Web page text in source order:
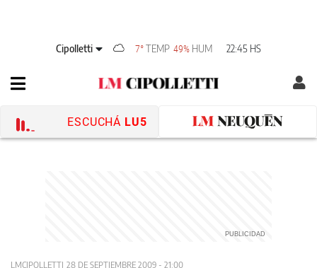
Cipolletti 7°TEMP 49% HUM 22:45 HS
ESCUCHÁ LU5
LMCIPOLLETTI 28 DE SEPTIEMBRE 2009 - 21:00